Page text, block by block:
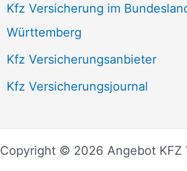
Kfz Versicherung im
Württemberg
Kfz Versicherungsanbieter
Kfz Versicherungsjournal
Copyright © 2026 Angebot KFZ